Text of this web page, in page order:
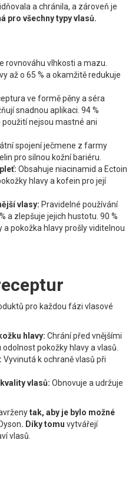
a chránila, a zároveň je
pro všechny typy vlasů.
rovnováhu vlhkosti a mazu.
až o 65 % a okamžitě redukuje
ve formě pěny a séra
snadnou aplikaci. 94 %
nejsou mastné ani
spojení ječmene z farmy
pro silnou kožní bariéru.
Obsahuje niacinamid a Ectoin
hlavy a kofein pro její
vlasy: Pravidelné používání
a zlepšuje jejich hustotu. 90 %
a pokožka hlavy prošly viditelnou
pro každou fázi vlasové
hlavy: Chrání před vnějšími
pokožky hlavy a vlasů.
Vyvinutá k ochraně vlasů při
vlasů: Obnovuje a udržuje
tak, aby je bylo možné
. Díky tomu vytvářejí
vlasů.